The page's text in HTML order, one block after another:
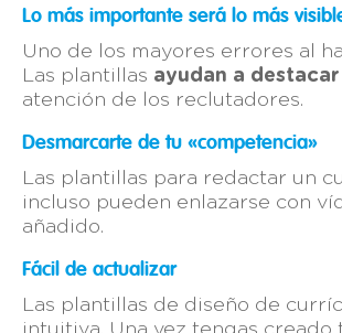
Lo más importante será lo más
Uno de los mayores errores al
Las plantillas ayudan a
atención de los reclutadores.
Desmarcarte de tu «competencia»
Las plantillas para redactar un
incluso pueden enlazarse con
añadido.
Fácil de actualizar
Las plantillas de diseño de